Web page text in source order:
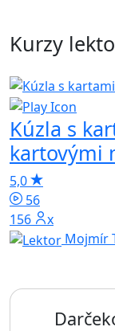
Kurzy
Kúzla s
kartovými
5,0
56
156x
Mojmír